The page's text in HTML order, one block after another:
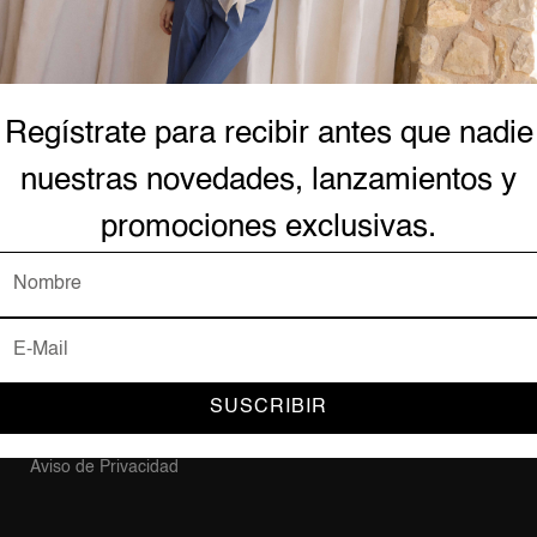
AYUDA Y SOPORTE
Contacto
Mi Cuenta
Mis Pedidos
Preguntas Frecuentes
Acerca de Nosotros
Trabaja en BCBG
Términos y Condiciones
Aviso de Privacidad
Regístrate para recibir antes que nadie
nuestras novedades, lanzamientos y
promociones exclusivas.
SUSCRIBIR